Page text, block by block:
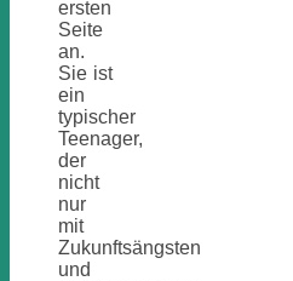
ersten
Seite
an.
Sie ist
ein
typischer
Teenager,
der
nicht
nur
mit
Zukunftsängsten
und